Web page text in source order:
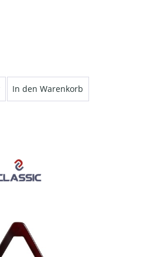
In den Warenkorb